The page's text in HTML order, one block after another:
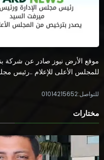
موقع الأرض نيوز صادر عن شركة
للمجلس الأعلى للإعلام ..رئيس
للتواصل:01014215652
مختارات